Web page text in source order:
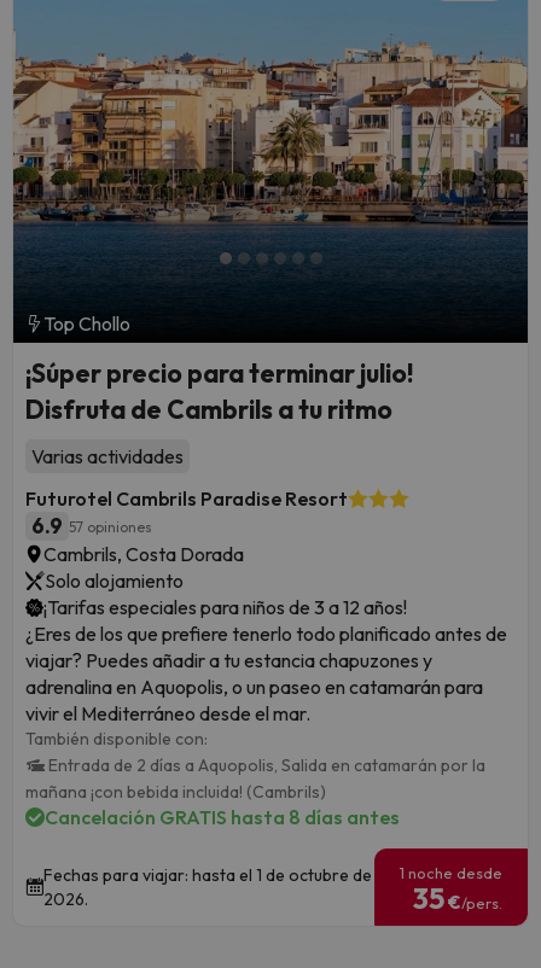
Top Chollo
¡Súper precio para terminar julio!
Disfruta de Cambrils a tu ritmo
Varias actividades
Futurotel Cambrils Paradise Resort
6.9 57 opiniones
Cambrils, Costa Dorada
Solo alojamiento
¡Tarifas especiales para niños de 3 a 12 años!
¿Eres de los que prefiere tenerlo todo planificado antes de
viajar? Puedes añadir a tu estancia chapuzones y
adrenalina en Aquopolis, o un paseo en catamarán para
vivir el Mediterráneo desde el mar.
También disponible con:
Entrada de 2 días a Aquopolis, Salida en catamarán por la
mañana ¡con bebida incluida! (Cambrils)
Cancelación GRATIS hasta 8 días antes
Fechas para viajar: hasta el 1 de octubre de
2026.
1 noche desde
35€/pers.